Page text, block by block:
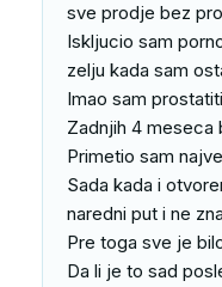
sve prodje bez
Iskljucio sam
zelju kada sam
Imao sam
Zadnjih 4 meseca
Primetio sam
Sada kada i
naredni put i ne
Pre toga sve je
Da li je to sad